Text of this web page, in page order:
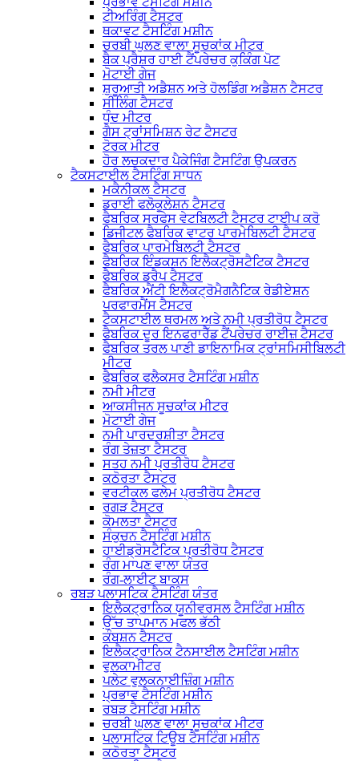
ਟੀਅਰਿੰਗ ਟੈਸਟਰ
ਥਕਾਵਟ ਟੈਸਟਿੰਗ ਮਸ਼ੀਨ
ਚਰਬੀ ਘੁਲਣ ਵਾਲਾ ਸੂਚਕਾਂਕ ਮੀਟਰ
ਬੈਕ ਪ੍ਰੈਸ਼ਰ ਹਾਈ ਟੈਂਪਰੇਚਰ ਕੁਕਿੰਗ ਪੋਟ
ਮੋਟਾਈ ਗੇਜ
ਸ਼ੁਰੂਆਤੀ ਅਡੈਸ਼ਨ ਅਤੇ ਹੋਲਡਿੰਗ ਅਡੈਸ਼ਨ ਟੈਸਟਰ
ਸੀਲਿੰਗ ਟੈਸਟਰ
ਧੁੰਦ ਮੀਟਰ
ਗੈਸ ਟ੍ਰਾਂਸਮਿਸ਼ਨ ਰੇਟ ਟੈਸਟਰ
ਟੋਰਕ ਮੀਟਰ
ਹੋਰ ਲਚਕਦਾਰ ਪੈਕੇਜਿੰਗ ਟੈਸਟਿੰਗ ਉਪਕਰਨ
ਟੈਕਸਟਾਈਲ ਟੈਸਟਿੰਗ ਸਾਧਨ
ਮਕੈਨੀਕਲ ਟੈਸਟਰ
ਡਰਾਈ ਫਲੋਕੂਲੇਸ਼ਨ ਟੈਸਟਰ
ਫੈਬਰਿਕ ਸਰਫੇਸ ਵੇਟਬਿਲਟੀ ਟੈਸਟਰ ਟਾਈਪ ਕਰੋ
ਡਿਜੀਟਲ ਫੈਬਰਿਕ ਵਾਟਰ ਪਾਰਮੇਬਿਲਟੀ ਟੈਸਟਰ
ਫੈਬਰਿਕ ਪਾਰਮੇਬਿਲਟੀ ਟੈਸਟਰ
ਫੈਬਰਿਕ ਇੰਡਕਸ਼ਨ ਇਲੈਕਟ੍ਰੋਸਟੈਟਿਕ ਟੈਸਟਰ
ਫੈਬਰਿਕ ਡਰੈਪ ਟੈਸਟਰ
ਫੈਬਰਿਕ ਐਂਟੀ ਇਲੈਕਟ੍ਰੋਮੈਗਨੈਟਿਕ ਰੇਡੀਏਸ਼ਨ
ਪਰਫਾਰਮੈਂਸ ਟੈਸਟਰ
ਟੈਕਸਟਾਈਲ ਥਰਮਲ ਅਤੇ ਨਮੀ ਪ੍ਰਤੀਰੋਧ ਟੈਸਟਰ
ਫੈਬਰਿਕ ਦੂਰ ਇਨਫਰਾਰੈੱਡ ਟੈਂਪਰੇਚਰ ਰਾਈਜ਼ ਟੈਸਟਰ
ਫੈਬਰਿਕ ਤਰਲ ਪਾਣੀ ਡਾਇਨਾਮਿਕ ਟ੍ਰਾਂਸਮਿਸੀਬਿਲਟੀ
ਮੀਟਰ
ਫੈਬਰਿਕ ਫਲੈਕਸਰ ਟੈਸਟਿੰਗ ਮਸ਼ੀਨ
ਨਮੀ ਮੀਟਰ
ਆਕਸੀਜਨ ਸੂਚਕਾਂਕ ਮੀਟਰ
ਮੋਟਾਈ ਗੇਜ
ਨਮੀ ਪਾਰਦਰਸ਼ੀਤਾ ਟੈਸਟਰ
ਰੰਗ ਤੇਜ਼ਤਾ ਟੈਸਟਰ
ਸਤਹ ਨਮੀ ਪ੍ਰਤੀਰੋਧ ਟੈਸਟਰ
ਕਠੋਰਤਾ ਟੈਸਟਰ
ਵਰਟੀਕਲ ਫਲੇਮ ਪ੍ਰਤੀਰੋਧ ਟੈਸਟਰ
ਰਗੜ ਟੈਸਟਰ
ਕੋਮਲਤਾ ਟੈਸਟਰ
ਸੰਕੁਚਨ ਟੈਸਟਿੰਗ ਮਸ਼ੀਨ
ਹਾਈਡ੍ਰੋਸਟੈਟਿਕ ਪ੍ਰਤੀਰੋਧ ਟੈਸਟਰ
ਰੰਗ ਮਾਪਣ ਵਾਲਾ ਯੰਤਰ
ਰੰਗ-ਲਾਈਟ ਬਾਕਸ
ਰਬੜ ਪਲਾਸਟਿਕ ਟੈਸਟਿੰਗ ਯੰਤਰ
ਇਲੈਕਟ੍ਰਾਨਿਕ ਯੂਨੀਵਰਸਲ ਟੈਸਟਿੰਗ ਮਸ਼ੀਨ
ਉੱਚ ਤਾਪਮਾਨ ਮਫਲ ਭੱਠੀ
ਕੰਬਸ਼ਨ ਟੈਸਟਰ
ਇਲੈਕਟ੍ਰਾਨਿਕ ਟੈਨਸਾਈਲ ਟੈਸਟਿੰਗ ਮਸ਼ੀਨ
ਵੁਲਕਾਮੀਟਰ
ਪਲੇਟ ਵੁਲਕਨਾਈਜ਼ਿੰਗ ਮਸ਼ੀਨ
ਪ੍ਰਭਾਵ ਟੈਸਟਿੰਗ ਮਸ਼ੀਨ
ਰਬੜ ਟੈਸਟਿੰਗ ਮਸ਼ੀਨ
ਚਰਬੀ ਘੁਲਣ ਵਾਲਾ ਸੂਚਕਾਂਕ ਮੀਟਰ
ਪਲਾਸਟਿਕ ਟਿਊਬ ਟੈਸਟਿੰਗ ਮਸ਼ੀਨ
ਕਠੋਰਤਾ ਟੈਸਟਰ